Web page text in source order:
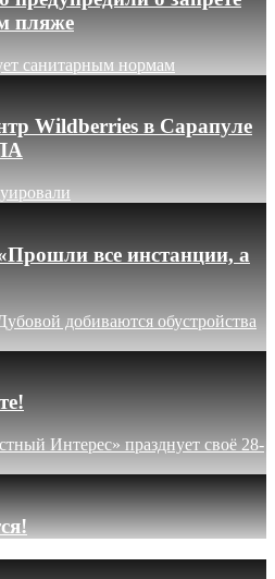
пляже
санитарным нормам
Wildberries в Сарапуле
все инстанции, а
добиваются обустройства
Интерес» празднует своё 28-